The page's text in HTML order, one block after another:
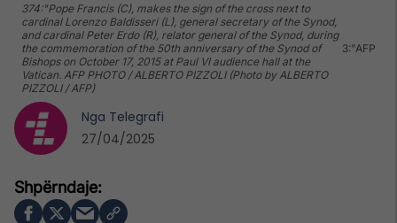
374:"Pope Francis (C), makes the sign of the cross next to
cardinal Lorenzo Baldisseri (L), general secretary of the Synod,
and cardinal Peter Erdo (R), relator general of the Synod, during
the commemoration of the 50th anniversary of the Synod of
Bishops on October 17, 2015 at Paul VI audience hall at the
Vatican. AFP PHOTO / ALBERTO PIZZOLI (Photo by ALBERTO
PIZZOLI / AFP)
3:"AFP
Nga Telegrafi
27/04/2025